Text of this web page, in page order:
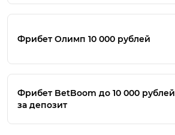
Фрибет Олимп 10 000 рублей
Фрибет BetBoom до 10 000 рублей
за депозит